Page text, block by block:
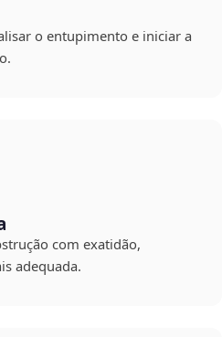
o entupimento e iniciar a
com exatidão,
adequada.